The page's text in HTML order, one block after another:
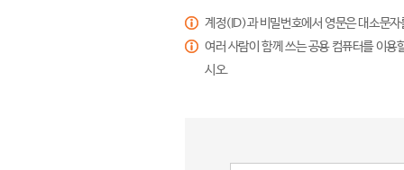
계정(ID)과 비밀번호에서 영문은 대소문
여러 사람이 함께 쓰는 공용 컴퓨터를 이
시오.